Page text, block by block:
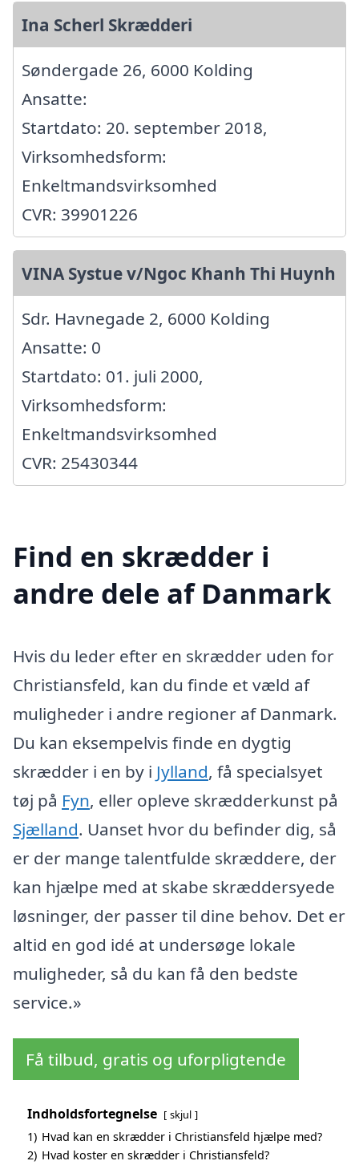
Ina Scherl Skrædderi
Søndergade 26, 6000 Kolding
Ansatte:
Startdato: 20. september 2018,
Virksomhedsform:
Enkeltmandsvirksomhed
CVR: 39901226
VINA Systue v/Ngoc Khanh Thi Huynh
Sdr. Havnegade 2, 6000 Kolding
Ansatte: 0
Startdato: 01. juli 2000,
Virksomhedsform:
Enkeltmandsvirksomhed
CVR: 25430344
Find en skrædder i
andre dele af Danmark
Hvis du leder efter en skrædder uden for
Christiansfeld, kan du finde et væld af
muligheder i andre regioner af Danmark.
Du kan eksempelvis finde en dygtig
skrædder i en by i Jylland, få specialsyet
tøj på Fyn, eller opleve skrædderkunst på
Sjælland. Uanset hvor du befinder dig, så
er der mange talentfulde skræddere, der
kan hjælpe med at skabe skræddersyede
løsninger, der passer til dine behov. Det er
altid en god idé at undersøge lokale
muligheder, så du kan få den bedste
service.»
Få tilbud, gratis og uforpligtende
Indholdsfortegnelse skjul
1) Hvad kan en skrædder i Christiansfeld hjælpe med?
2) Hvad koster en skrædder i Christiansfeld?